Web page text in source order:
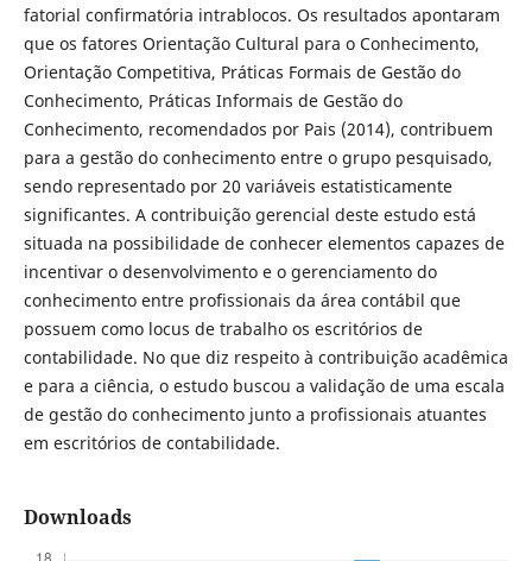
fatorial confirmatória intrablocos. Os resultados apontaram
que os fatores Orientação Cultural para o Conhecimento,
Orientação Competitiva, Práticas Formais de Gestão do
Conhecimento, Práticas Informais de Gestão do
Conhecimento, recomendados por Pais (2014), contribuem
para a gestão do conhecimento entre o grupo pesquisado,
sendo representado por 20 variáveis estatisticamente
significantes. A contribuição gerencial deste estudo está
situada na possibilidade de conhecer elementos capazes de
incentivar o desenvolvimento e o gerenciamento do
conhecimento entre profissionais da área contábil que
possuem como locus de trabalho os escritórios de
contabilidade. No que diz respeito à contribuição acadêmica
e para a ciência, o estudo buscou a validação de uma escala
de gestão do conhecimento junto a profissionais atuantes
em escritórios de contabilidade.
Downloads